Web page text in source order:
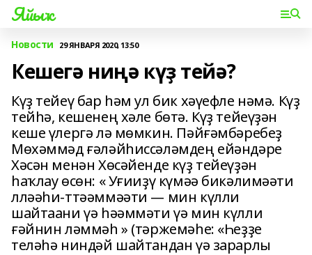
Яйыҡ
Новости 29 ЯНВАРЯ 2020, 13:50
Кешегә ниңә күҙ тейә?
Күҙ тейеү бар һәм ул бик хәүефле нәмә. Күҙ
тейһә, кешенең хәле бөтә. Күҙ тейеүҙән
кеше үлергә лә мөмкин. Пәйғәмбәребеҙ
Мөхәммәд ғәләйһиссәләмдең ейәндәре
Хәсән менән Хөсәйенде күҙ тейеүҙән
һаҡлау өсөн: « Уғииҙү күмәә бикәлимәәти
лләәһи-ттәәммәәти — мин күлли
шайтаани үә һәәммәти үә мин күлли
ғәйнин ләммәһ » (тәржемәһе: «Һеҙҙе
теләһә ниндәй шайтандан үә зарарлы